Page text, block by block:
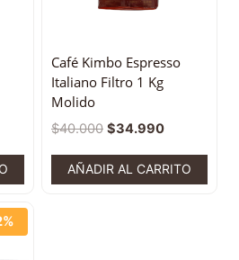
Café Kimbo Espresso
Italiano Filtro 1 Kg
Molido
$40.000 $34.990
AÑADIR AL CARRITO